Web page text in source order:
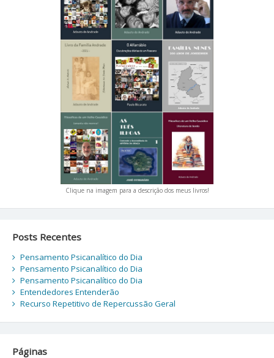
Clique na imagem para a descrição dos meus livros!
Posts Recentes
Pensamento Psicanalítico do Dia
Pensamento Psicanalítico do Dia
Pensamento Psicanalítico do Dia
Entendedores Entenderão
Recurso Repetitivo de Repercussão Geral
Páginas